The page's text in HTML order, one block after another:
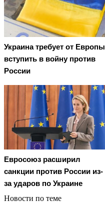
Украина требует от Европы
вступить в войну против
России
Евросоюз расширил
санкции против России из-
за ударов по Украине
Новости по теме